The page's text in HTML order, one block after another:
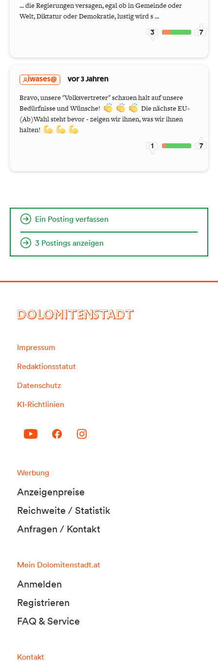
... die Regierungen versagen, egal ob in Gemeinde oder
Welt, Diktatur oder Demokratie, lustig wird s ...
3 7
iwases@ vor 3 Jahren
Bravo, unsere "Volksvertreter" schauen halt auf unsere
Bedürfnisse und Wünsche!
Die nächste EU-
(Ab)Wahl steht bevor - zeigen wir ihnen, was wir ihnen
halten!
1 7
Ein Posting verfassen
3 Postings anzeigen
DOLOMITENSTADT
Impressum
Redaktionsstatut
Datenschutz
KI-Richtlinien
Werbung
Anzeigenpreise
Reichweite / Statistik
Anfragen / Kontakt
Mein Dolomitenstadt.at
Anmelden
Registrieren
FAQ & Service
Kontakt